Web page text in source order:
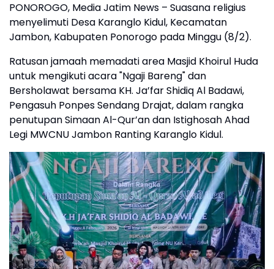
PONOROGO, Media Jatim News – Suasana religius
menyelimuti Desa Karanglo Kidul, Kecamatan
Jambon, Kabupaten Ponorogo pada Minggu (8/2).
Ratusan jamaah memadati area Masjid Khoirul Huda
untuk mengikuti acara "Ngaji Bareng" dan
Bersholawat bersama KH. Ja’far Shidiq Al Badawi,
Pengasuh Ponpes Sendang Drajat, dalam rangka
penutupan Simaan Al-Qur’an dan Istighosah Ahad
Legi MWCNU Jambon Ranting Karanglo Kidul.